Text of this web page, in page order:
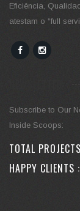
Eficiência,
atestam o “full
Subscribe to Our
Inside Scoops:
TOTAL
HAPPY CLIENTS :